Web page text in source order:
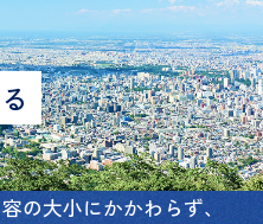
の大小にかかわらず、